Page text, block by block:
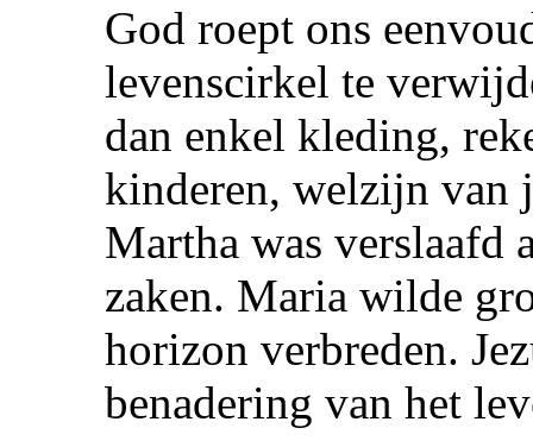
God roept ons
levenscirkel te
dan enkel kleding,
kinderen, welzijn van
Martha was verslaafd
zaken. Maria wilde
horizon verbreden.
benadering van het